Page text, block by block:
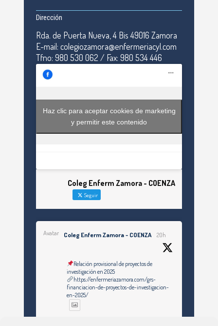
Dirección
Rda. de Puerta Nueva, 4 Bis 49016 Zamora
E-mail: colegiozamora@enfermeriacyl.com
Tfno: 980 530 062 / Fax: 980 534 446
Haz clic para aceptar cookies de marketing
y permitir este contenido
Coleg Enferm Zamora - COENZA
Seguir
Avatar Coleg Enferm Zamora - COENZA 20h
Relación provisional de proyectos de
investigación en 2025
https://enfermeriazamora.com/grs-
financiacion-de-proyectos-de-investigacion-
en-2025/